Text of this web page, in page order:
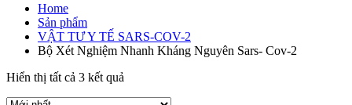
Home
Sản phẩm
VẬT TƯ Y TẾ SARS-COV-2
Bộ Xét Nghiệm Nhanh Kháng Nguyên Sars- Cov-2
Hiển thị tất cả 3 kết quả